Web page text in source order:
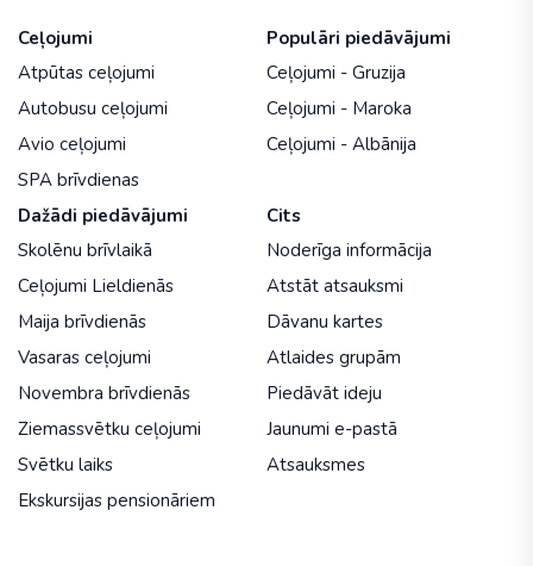
Ceļojumi
Atpūtas ceļojumi
Autobusu ceļojumi
Avio ceļojumi
SPA brīvdienas
Populāri piedāvājumi
Ceļojumi - Gruzija
Ceļojumi - Maroka
Ceļojumi - Albānija
Dažādi piedāvājumi
Skolēnu brīvlaikā
Ceļojumi Lieldienās
Maija brīvdienās
Vasaras ceļojumi
Novembra brīvdienās
Ziemassvētku ceļojumi
Svētku laiks
Ekskursijas pensionāriem
Cits
Noderīga informācija
Atstāt atsauksmi
Dāvanu kartes
Atlaides grupām
Piedāvāt ideju
Jaunumi e-pastā
Atsauksmes